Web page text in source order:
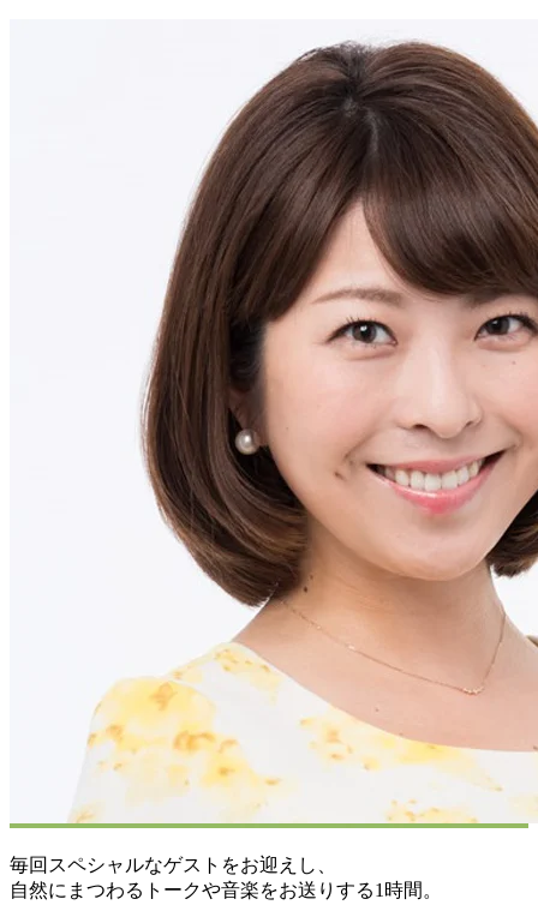
毎回スペシャルなゲストをお迎えし、
自然にまつわるトークや音楽をお送りする1時間。